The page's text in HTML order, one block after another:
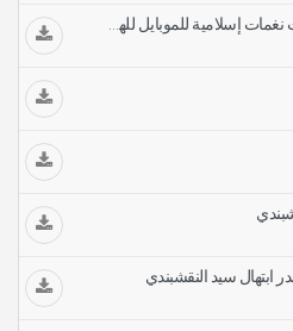
رنة نغمة الاهي سيدي رنات نغمات إسلامية للموبايل للهاتف
ابتهال سيد النقشبندي